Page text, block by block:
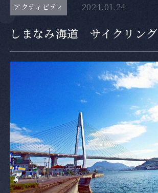
アクティビティ 2024.01.24
しまなみ海道 サイクリング